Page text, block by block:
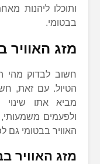
ותוכלו ליהנות
בבטומי.
מזג האוויר
חשוב לבדוק מהי
הטיול. עם זאת,
מביא אתו שינוי
ולפעמים
האוויר בבטומי גם
מזג האוויר